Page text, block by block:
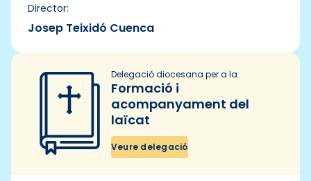
Director:
Josep Teixidó Cuenca
Delegació diocesana per a la
Formació i
acompanyament del
laïcat
Veure delegació